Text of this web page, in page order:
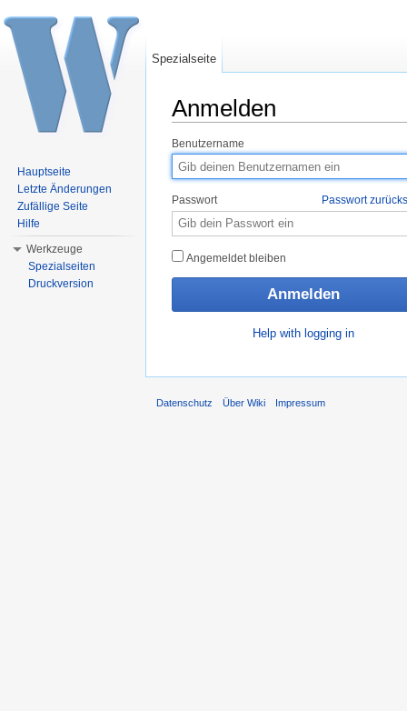
Anmelden
Benutzername
Passwort Passwort
Angemeldet bleiben
Help with logging in
Spezialseite
Hauptseite
Letzte Änderungen
Zufällige Seite
Hilfe
Werkzeuge
Spezialseiten
Druckversion
Datenschutz Über Wiki Impressum